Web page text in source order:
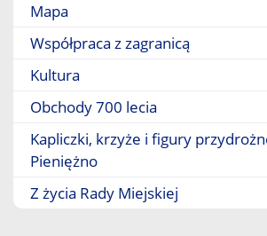
Mapa
Współpraca z zagranicą
Kultura
Obchody 700 lecia
Kapliczki, krzyże i figury
Pieniężno
Z życia Rady Miejskiej